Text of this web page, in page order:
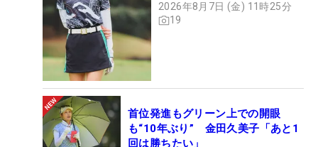
2026年8月7日 (金) 11時25分
19
首位発進もグリーン上での開眼
も“10年ぶり” 金田久美子「あと1
回は勝ちたい」